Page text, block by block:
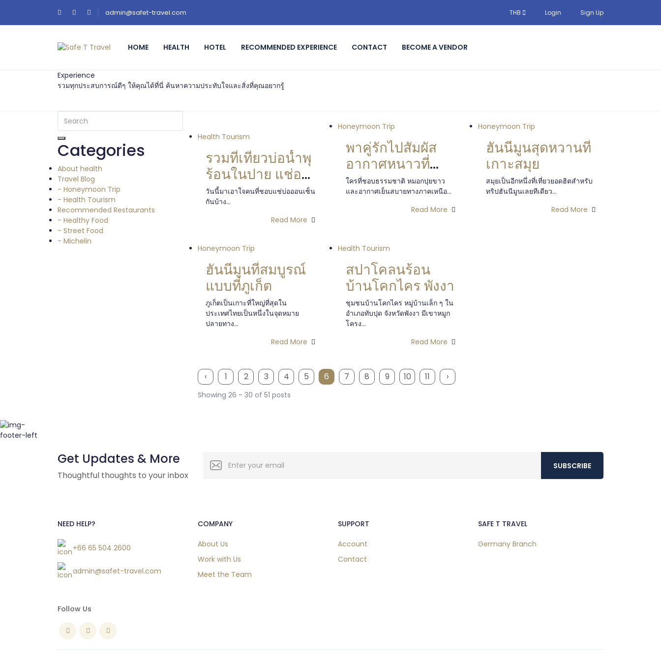
admin@safet-travel.com THB Login Sign Up
HOME HEALTH HOTEL RECOMMENDED EXPERIENCE CONTACT BECOME A VENDOR
Experience
รวมทุกประสบการณ์ดีๆ ให้คุณได้ที่นี่ ค้นหาความประทับใจและสิ่งที่คุณอยากรู้
Categories
About health
Travel Blog
- Honeymoon Trip
- Health Tourism
Recommended Restaurants
- Healthy Food
- Street Food
- Michelin
Health Tourism
รวมที่เที่ยวบ่อน้ำพุ
ร้อนในปาย แช่ออ
นเซ็นเมืองไทย
วันนี้มาเอาใจคนที่ชอบแช่บ่อออนเซ็น
กันบ้าง...
Read More
Honeymoon Trip
พาคู่รักไปสัมผัส
อากาศหนาวที่
เชียงใหม่
ใครที่ชอบธรรมชาติ หมอกปุยขาว
และอากาศเย็นสบายทางภาคเหนือ...
Read More
Honeymoon Trip
ฮันนีมูนสุดหวานที่
เกาะสมุย
สมุยเป็นอีกหนึ่งที่เที่ยวยอดฮิตสำหรับ
ทริปฮันนีมูนเลยทีเดียว...
Read More
Honeymoon Trip
ฮันนีมูนที่สมบูรณ์
แบบที่ภูเก็ต
ภูเก็ตเป็นเกาะที่ใหญ่ที่สุดใน
ประเทศไทยเป็นหนึ่งในจุดหมาย
ปลายทาง...
Read More
Health Tourism
สปาโคลนร้อน
บ้านโคกไคร พังงา
ชุมชนบ้านโคกไคร หมู่บ้านเล็ก ๆ ใน
อำเภอทับปุด จังหวัดพังงา มีเขาหมูก
โครง...
Read More
‹ 1 2 3 4 5 6 7 8 9 10 11 ›
Showing 26 - 30 of 51 posts
Get Updates & More
Thoughtful thoughts to your inbox
SUBSCRIBE
NEED HELP?
+66 65 504 2600
admin@safet-travel.com
Follow Us
COMPANY
About Us
Work with Us
Meet the Team
SUPPORT
Account
Contact
SAFE T TRAVEL
Germany Branch